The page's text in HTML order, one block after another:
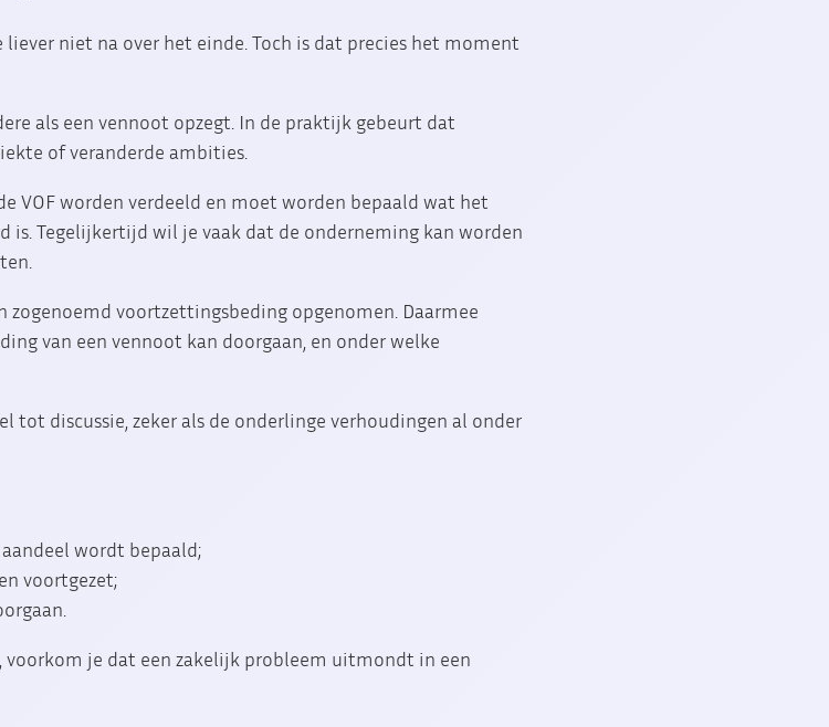
niet na over het einde. Toch is dat precies het moment
als een vennoot opzegt. In de praktijk gebeurt dat
of veranderde ambities.
VOF worden verdeeld en moet worden bepaald wat het
is. Tegelijkertijd wil je vaak dat de onderneming kan worden
zogenoemd voortzettingsbeding opgenomen. Daarmee
van een vennoot kan doorgaan, en onder welke
tot discussie, zeker als de onderlinge verhoudingen al onder
wordt bepaald;
voortgezet;
voorkom je dat een zakelijk probleem uitmondt in een